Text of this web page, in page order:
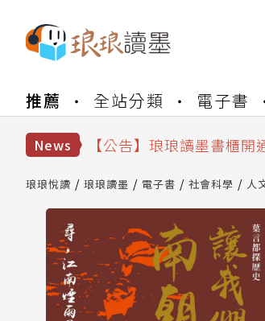
推薦 全站分類 電子書
News
【公告】琅琅讀墨數位
【公告】琅琅讀墨 3 分
【公告】琅琅讀墨數位閱
琅琅悅讀 琅琅讀墨 電子書 社會科學 人